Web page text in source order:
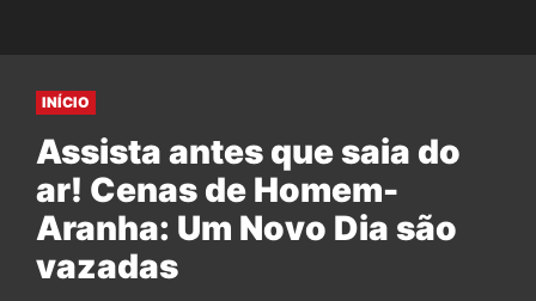
INÍCIO
Assista antes que saia do
ar! Cenas de Homem-
Aranha: Um Novo Dia são
vazadas